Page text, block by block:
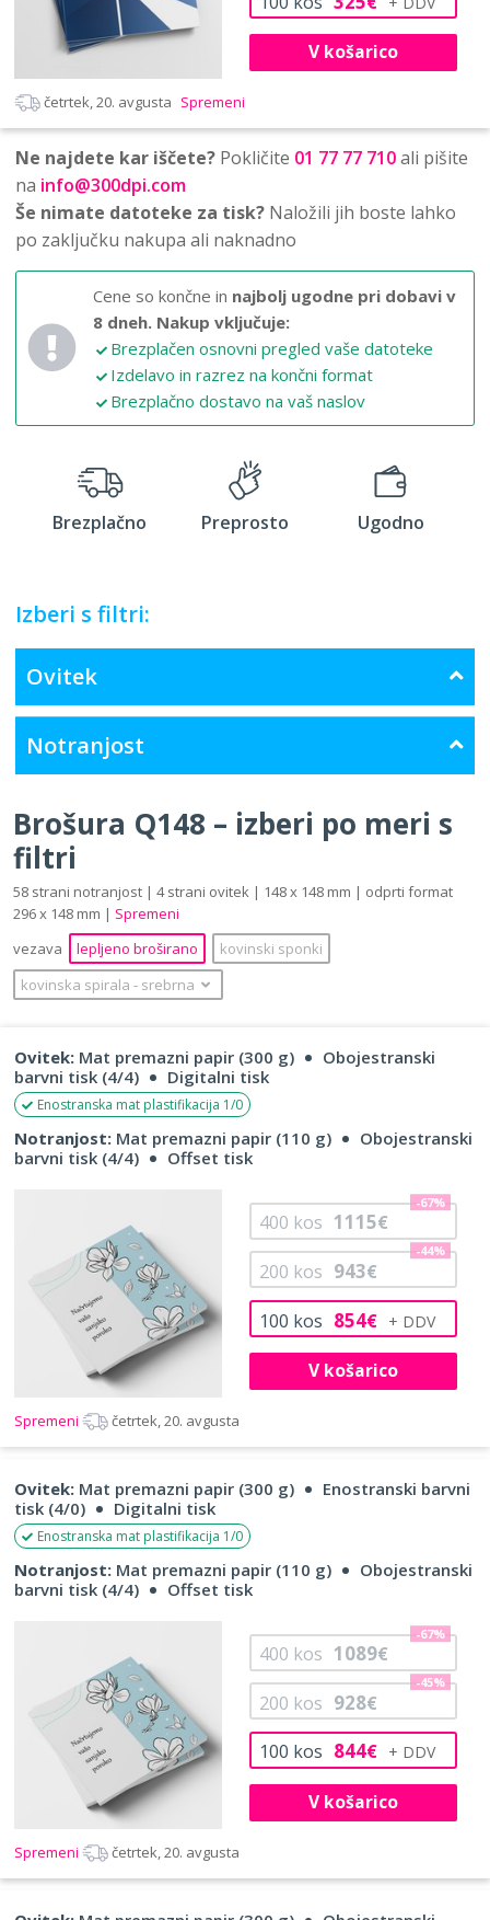
V košarico
četrtek, 20. avgusta Spremeni
Ne najdete kar iščete? Pokličite 01 77 77 710ali pišite
na info@300dpi.com
Še nimate datoteke za tisk? Naložili jih boste lahko
po zaključku nakupa ali naknadno
Cene so končne in najbolj ugodne pri dobavi v
8 dneh. Nakup vključuje:
Brezplačen osnovni pregled vaše datoteke
Izdelavo in razrez na končni format
Brezplačno dostavo na vaš naslov
Brezplačno Preprosto Ugodno
Izberi s filtri:
Ovitek
Notranjost
Brošura Q148 – izberi po meri s
filtri
58 strani notranjost | 4 strani ovitek | 148 x 148 mm | odprti format
296 x 148 mm | Spremeni
vezava
lepljeno broširano
kovinski sponki
kovinska spirala ‐ srebrna
Ovitek: Mat premazni papir (300 g)
Obojestranski
barvni tisk (4/4)
Digitalni tisk
Enostranska mat plastifikacija 1/0
Notranjost: Mat premazni papir (110 g)
Obojestranski
barvni tisk (4/4)
Offset tisk
100 kos 854€
200 kos 943€
-44%
400 kos 1115€
-67%
V košarico
Spremeni četrtek, 20. avgusta
Ovitek: Mat premazni papir (300 g)
Enostranski barvni
tisk (4/0)
Digitalni tisk
Enostranska mat plastifikacija 1/0
Notranjost: Mat premazni papir (110 g)
Obojestranski
barvni tisk (4/4)
Offset tisk
100 kos 844€
200 kos 928€
-45%
400 kos 1089€
-67%
V košarico
Spremeni četrtek, 20. avgusta